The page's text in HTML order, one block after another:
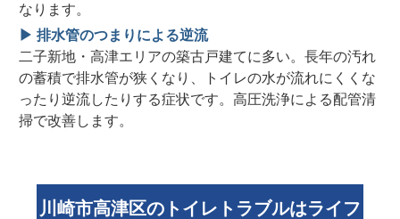
なります。
▶ 排水管のつまりによる逆流
二子新地・高津エリアの築古戸建てに多い。長年の汚れ
の蓄積で排水管が狭くなり、トイレの水が流れにくくな
ったり逆流したりする症状です。高圧洗浄による配管清
掃で改善します。
川崎市高津区のトイレトラブルはライフ